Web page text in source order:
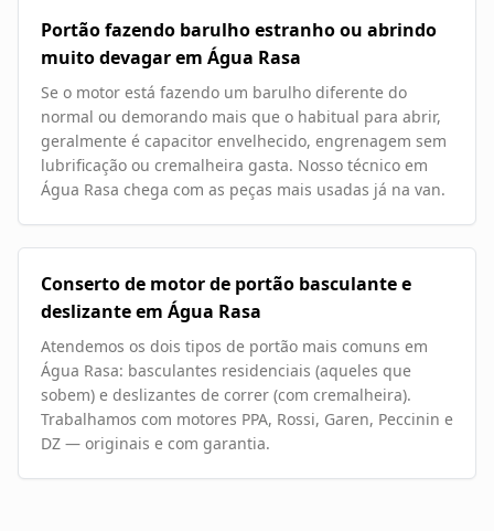
Portão fazendo barulho estranho ou abrindo
muito devagar em Água Rasa
Se o motor está fazendo um barulho diferente do
normal ou demorando mais que o habitual para abrir,
geralmente é capacitor envelhecido, engrenagem sem
lubrificação ou cremalheira gasta. Nosso técnico em
Água Rasa chega com as peças mais usadas já na van.
Conserto de motor de portão basculante e
deslizante em Água Rasa
Atendemos os dois tipos de portão mais comuns em
Água Rasa: basculantes residenciais (aqueles que
sobem) e deslizantes de correr (com cremalheira).
Trabalhamos com motores PPA, Rossi, Garen, Peccinin e
DZ — originais e com garantia.